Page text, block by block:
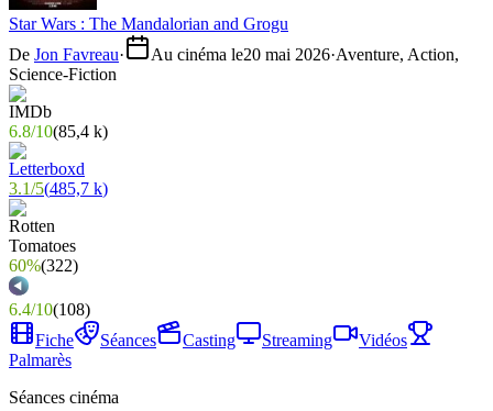
Star Wars : The Mandalorian and Grogu
De Jon Favreau· Au cinéma le20 mai 2026·Aventure, Action,
Science-Fiction
6.8/10(85,4 k)
3.1/5(485,7 k)
60%(322)
6.4/10(108)
Fiche
Séances Casting Streaming
Vidéos
Palmarès
Séances cinéma